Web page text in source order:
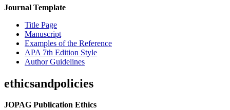
Journal Template
Title Page
Manuscript
Examples of the Reference
APA 7th Edition Style
Author Guidelines
ethicsandpolicies
JOPAG Publication Ethics